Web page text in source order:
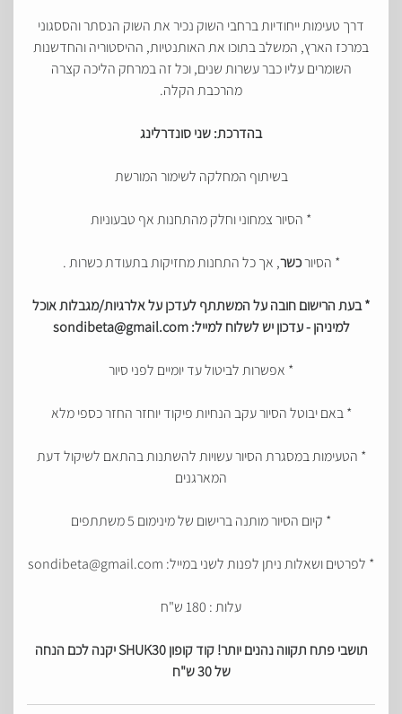
דרך טעימות ייחודיות ברחבי השוק נכיר את השוק הנסתר והססגוני
במרכז הארץ, המשלב בתוכו את האותנטיות, ההיסטוריה והחדשנות
השומרים עליו כבר עשרות שנים, וכל זה במרחק הליכה קצרה
מהרכבת הקלה.
בהדרכת: שני סונדרלינג
בשיתוף המחלקה לשימור המורשת
* הסיור צמחוני וחלק מהתחנות אף טבעוניות
* הסיורכשר, אך כל התחנות מחזיקות בתעודת כשרות .
* בעת הרישום חובה על המשתתף לעדכן על אלרגיות/מגבלות אוכל
למיניהן - עדכון יש לשלוח למייל: sondibeta@gmail.com
* אפשרות לביטול עד יומיים לפני סיור
* ⁠באם יבוטל הסיור עקב הנחיות פיקוד יוחזר החזר כספי מלא
* ⁠הטעימות במסגרת הסיור עשויות להשתנות בהתאם לשיקול דעת
המארגנים
* ⁠קיום הסיור מותנה ברישום של מינימום 5 משתתפים
* ⁠לפרטים ושאלות ניתן לפנות לשני במייל: sondibeta@gmail.com
עלות : 180 ש"ח
תושבי פתח תקווה נהנים יותר! קוד קופון SHUK30 יקנה לכם הנחה
של 30 ש"ח